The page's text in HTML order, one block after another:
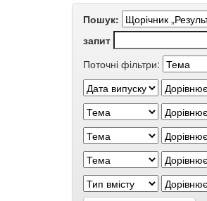
Пошук:
запит
Поточні фільтри: